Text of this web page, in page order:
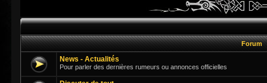
Forum
News - Actualités
Pour parler des dernières rumeurs ou annonces officielles